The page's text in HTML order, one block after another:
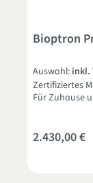
Bioptron
Auswahl: inkl.
Zertifiziertes
Für Zuhause
2.430,00 €